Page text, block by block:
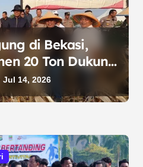
di Bekasi,
20 Ton Dukung
Jul 14, 2026